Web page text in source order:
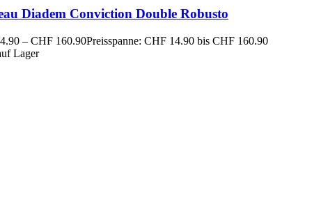
Diadem Conviction Double Robusto
– CHF 160.90Preisspanne: CHF 14.90 bis CHF 160.90
Lager